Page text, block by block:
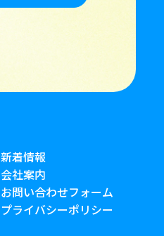
新着情報
会社案内
お問い合わせフォーム
プライバシーポリシー